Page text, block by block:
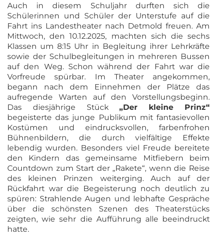
Auch in diesem Schuljahr durften sich die
Schülerinnen und Schüler der Unterstufe auf die
Fahrt ins Landestheater nach Detmold freuen. Am
Mittwoch, den 10.12.2025, machten sich die sechs
Klassen um 8:15 Uhr in Begleitung ihrer Lehrkräfte
sowie der Schulbegleitungen in mehreren Bussen
auf den Weg. Schon während der Fahrt war die
Vorfreude spürbar. Im Theater angekommen,
begann nach dem Einnehmen der Plätze das
aufregende Warten auf den Vorstellungsbeginn.
Das diesjährige Stück„Der kleine Prinz“
begeisterte das junge Publikum mit fantasievollen
Kostümen und eindrucksvollen, farbenfrohen
Bühnenbildern, die durch vielfältige Effekte
lebendig wurden. Besonders viel Freude bereitete
den Kindern das gemeinsame Mitfiebern beim
Countdown zum Start der „Rakete“, wenn die Reise
des kleinen Prinzen weiterging. Auch auf der
Rückfahrt war die Begeisterung noch deutlich zu
spüren: Strahlende Augen und lebhafte Gespräche
über die schönsten Szenen des Theaterstücks
zeigten, wie sehr die Aufführung alle beeindruckt
hatte.